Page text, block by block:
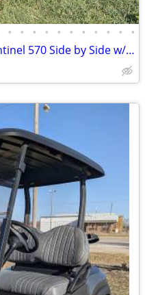
• • • • • • • • • • •
2026 New White Massimo Sentinel 570 Side by Side w/hvac system!